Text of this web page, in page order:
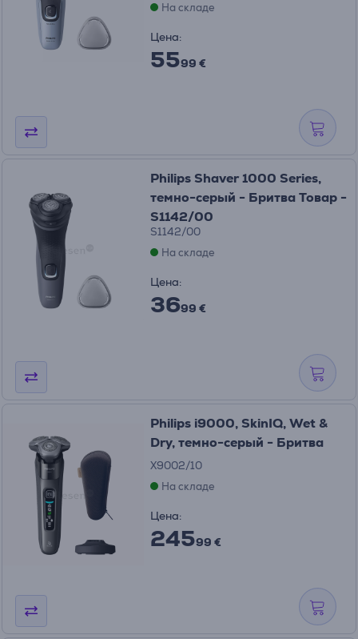
На складе
Цена:
5599 €
Philips Shaver 1000 Series,
темно-серый - Бритва Товар -
S1142/00
S1142/00
На складе
Цена:
3699 €
Philips i9000, SkinIQ, Wet &
Dry, темно-серый - Бритва
X9002/10
На складе
Цена:
24599 €